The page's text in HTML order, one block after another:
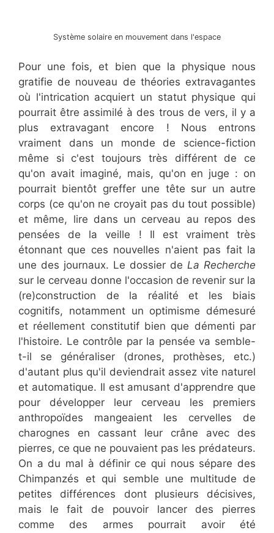
Système solaire en mouvement dans l'espace
Pour une fois, et bien que la physique nous
gratifie de nouveau de théories extravagantes
où l'intrication acquiert un statut physique qui
pourrait être assimilé à des trous de vers, il y a
plus extravagant encore ! Nous entrons
vraiment dans un monde de science-fiction
même si c'est toujours très différent de ce
qu'on avait imaginé, mais, qu'on en juge : on
pourrait bientôt greffer une tête sur un autre
corps (ce qu'on ne croyait pas du tout possible)
et même, lire dans un cerveau au repos des
pensées de la veille ! Il est vraiment très
étonnant que ces nouvelles n'aient pas fait la
une des journaux. Le dossier de La Recherche
sur le cerveau donne l'occasion de revenir sur la
(re)construction de la réalité et les biais
cognitifs, notamment un optimisme démesuré
et réellement constitutif bien que démenti par
l'histoire. Le contrôle par la pensée va semble-
t-il se généraliser (drones, prothèses, etc.)
d'autant plus qu'il deviendrait assez vite naturel
et automatique. Il est amusant d'apprendre que
pour développer leur cerveau les premiers
anthropoïdes mangeaient les cervelles de
charognes en cassant leur crâne avec des
pierres, ce que ne pouvaient pas les prédateurs.
On a du mal à définir ce qui nous sépare des
Chimpanzés et qui semble une multitude de
petites différences dont plusieurs décisives,
mais le fait de pouvoir lancer des pierres
comme des armes pourrait avoir été